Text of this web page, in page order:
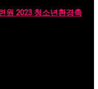
원 2023 청소년환경축